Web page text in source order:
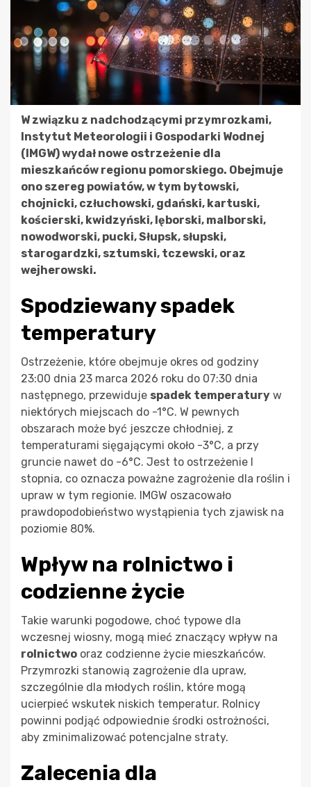
W związku z nadchodzącymi przymrozkami,
Instytut Meteorologii i Gospodarki Wodnej
(IMGW) wydał nowe ostrzeżenie dla
mieszkańców regionu pomorskiego. Obejmuje
ono szereg powiatów, w tym bytowski,
chojnicki, człuchowski, gdański, kartuski,
kościerski, kwidzyński, lęborski, malborski,
nowodworski, pucki, Słupsk, słupski,
starogardzki, sztumski, tczewski, oraz
wejherowski.
Spodziewany spadek
temperatury
Ostrzeżenie, które obejmuje okres od godziny
23:00 dnia 23 marca 2026 roku do 07:30 dnia
następnego, przewiduje spadek temperatury w
niektórych miejscach do -1°C. W pewnych
obszarach może być jeszcze chłodniej, z
temperaturami sięgającymi około -3°C, a przy
gruncie nawet do -6°C. Jest to ostrzeżenie I
stopnia, co oznacza poważne zagrożenie dla roślin i
upraw w tym regionie. IMGW oszacowało
prawdopodobieństwo wystąpienia tych zjawisk na
poziomie 80%.
Wpływ na rolnictwo i
codzienne życie
Takie warunki pogodowe, choć typowe dla
wczesnej wiosny, mogą mieć znaczący wpływ na
rolnictwo oraz codzienne życie mieszkańców.
Przymrozki stanowią zagrożenie dla upraw,
szczególnie dla młodych roślin, które mogą
ucierpieć wskutek niskich temperatur. Rolnicy
powinni podjąć odpowiednie środki ostrożności,
aby zminimalizować potencjalne straty.
Zalecenia dla